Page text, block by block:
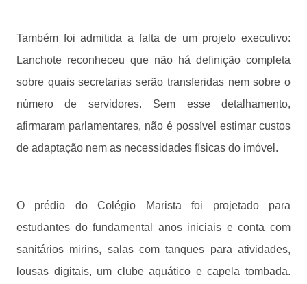
Também foi admitida a falta de um projeto executivo:
Lanchote reconheceu que não há definição completa
sobre quais secretarias serão transferidas nem sobre o
número de servidores. Sem esse detalhamento,
afirmaram parlamentares, não é possível estimar custos
de adaptação nem as necessidades físicas do imóvel.
O prédio do Colégio Marista foi projetado para
estudantes do fundamental anos iniciais e conta com
sanitários mirins, salas com tanques para atividades,
lousas digitais, um clube aquático e capela tombada.